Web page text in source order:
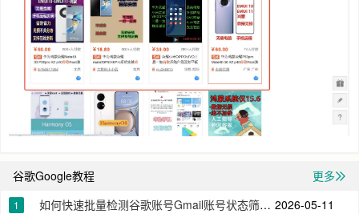
谷歌Google教程 更多
1 如何快速批量检测谷歌账号Gmail账号状态筛选出无效账号 2026-05-11